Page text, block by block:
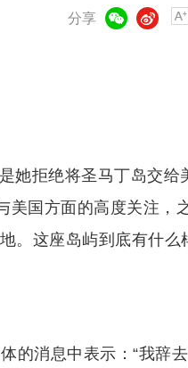
分享
微博
她拒绝将圣马丁岛交给
美国方面的高度关注，
。这座岛屿到底有什么
的消息中表示：“我辞